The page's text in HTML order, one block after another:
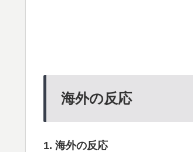
海外の反応
1. 海外の反応